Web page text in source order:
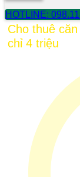
HOTLINE:
Cho thuê
chỉ 4 triệu